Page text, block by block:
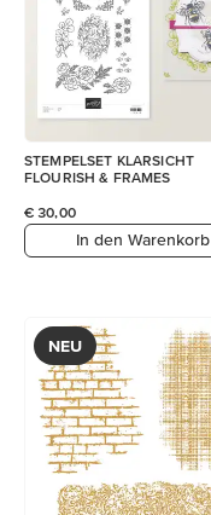
STEMPELSET KLARSICHT
FLOURISH & FRAMES
€ 30,00
In den Warenkorb
NEU